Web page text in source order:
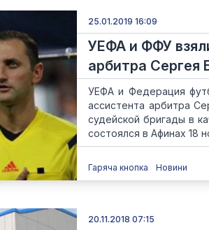
25.01.2019 16:09
УЕФА и ФФУ
арбитра Сергея
УЕФА и Федерация
ассистента арбитра
судейской бригады в
состоялся в Афинах 18
Гаряча кнопка Новини
20.11.2018 07:15